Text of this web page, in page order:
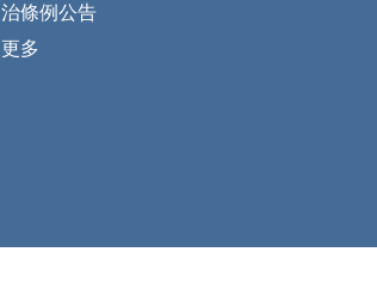
治條例公告
更多